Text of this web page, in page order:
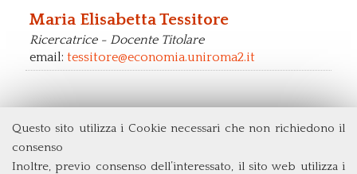
Questo sito utilizza i Cookie necessari che non richiedono il
consenso
Inoltre, previo consenso dell’interessato, il sito web utilizza i
Maria Elisabetta Tessitore
Ricercatrice - Docente Titolare
email: tessitore@economia.uniroma2.it
Università degli Studi di Roma Tor Vergata